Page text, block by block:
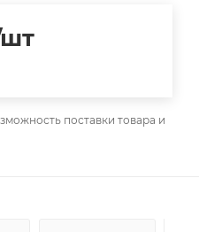
поставки товара и